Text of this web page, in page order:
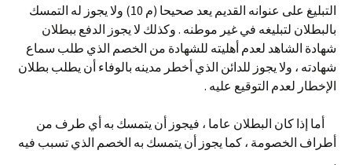
التبليغ على عنوانه القديم يعد صحيحا (م 10) ولا يجوز له التمسك
بالبطلان لتبليغه في غير موطنه . وكذلك لا يجوز الدفع ببطلان
شهادة الشاهد لعدم أهليته للشهادة من الخصم الذي طلب سماع
شهادته ، ولا يجوز للدائن الذي أخطر مدينه بالوفاء أن يطلب بطلان
الإخطار لعدم التوقيع عليه .
أما إذا كان البطلان عاما ، فيجوز أن يتمسك به أي طرف من
أطراف الخصومة ، كما يجوز أن يتمسك به الخصم الذي تسبب فيه
.